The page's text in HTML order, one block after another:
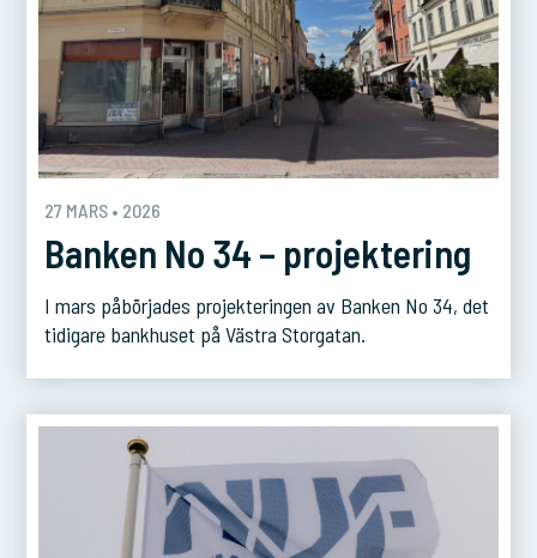
27 MARS • 2026
Banken No 34 – projektering
I mars påbörjades projekteringen av Banken No 34, det
tidigare bankhuset på Västra Storgatan.